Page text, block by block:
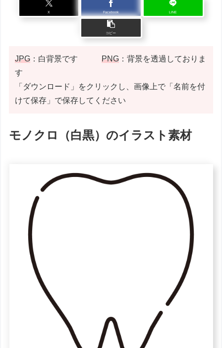
X Facebook LINE
コピー
JPG ：白背景ですPNG ：背景を透過しておりま
す
「ダウンロード」をクリックし、画像上で「名前を付
けて保存」で保存してください
モノクロ（白黒）のイラスト素材